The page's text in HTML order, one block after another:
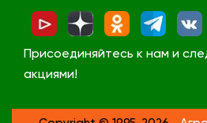
Присоединяйтесь к нам и
акциями!